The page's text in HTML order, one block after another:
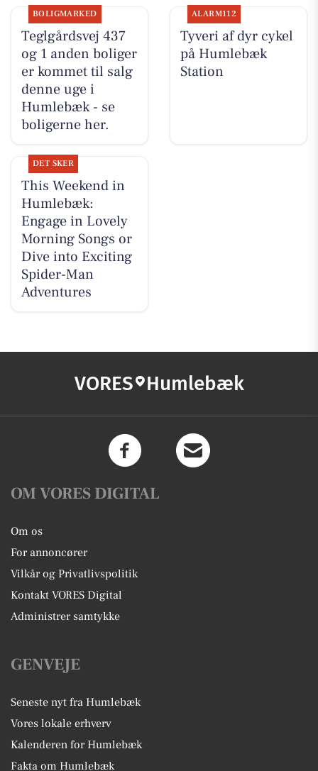
BOLIGMARKED
Teglgårdsvej 437
og 1 anden boliger
er kommet til salg
denne uge i
Humlebæk - se
boligerne her.
ALARM112
Tyveri af dyr cykel
på Humlebæk
Station
DET SKER
This Weekend in
Humlebæk:
Engage in Lovely
Morning Songs or
Dive into Exciting
Spider-Man
Adventures
VORES Humlebæk
OM VORES DIGITAL
Om os
For annoncører
Vilkår og Privatlivspolitik
Kontakt VORES Digital
Administrer samtykke
GENVEJE
Seneste nyt fra Humlebæk
Vores lokale erhverv
Kalenderen for Humlebæk
Fakta om Humlebæk